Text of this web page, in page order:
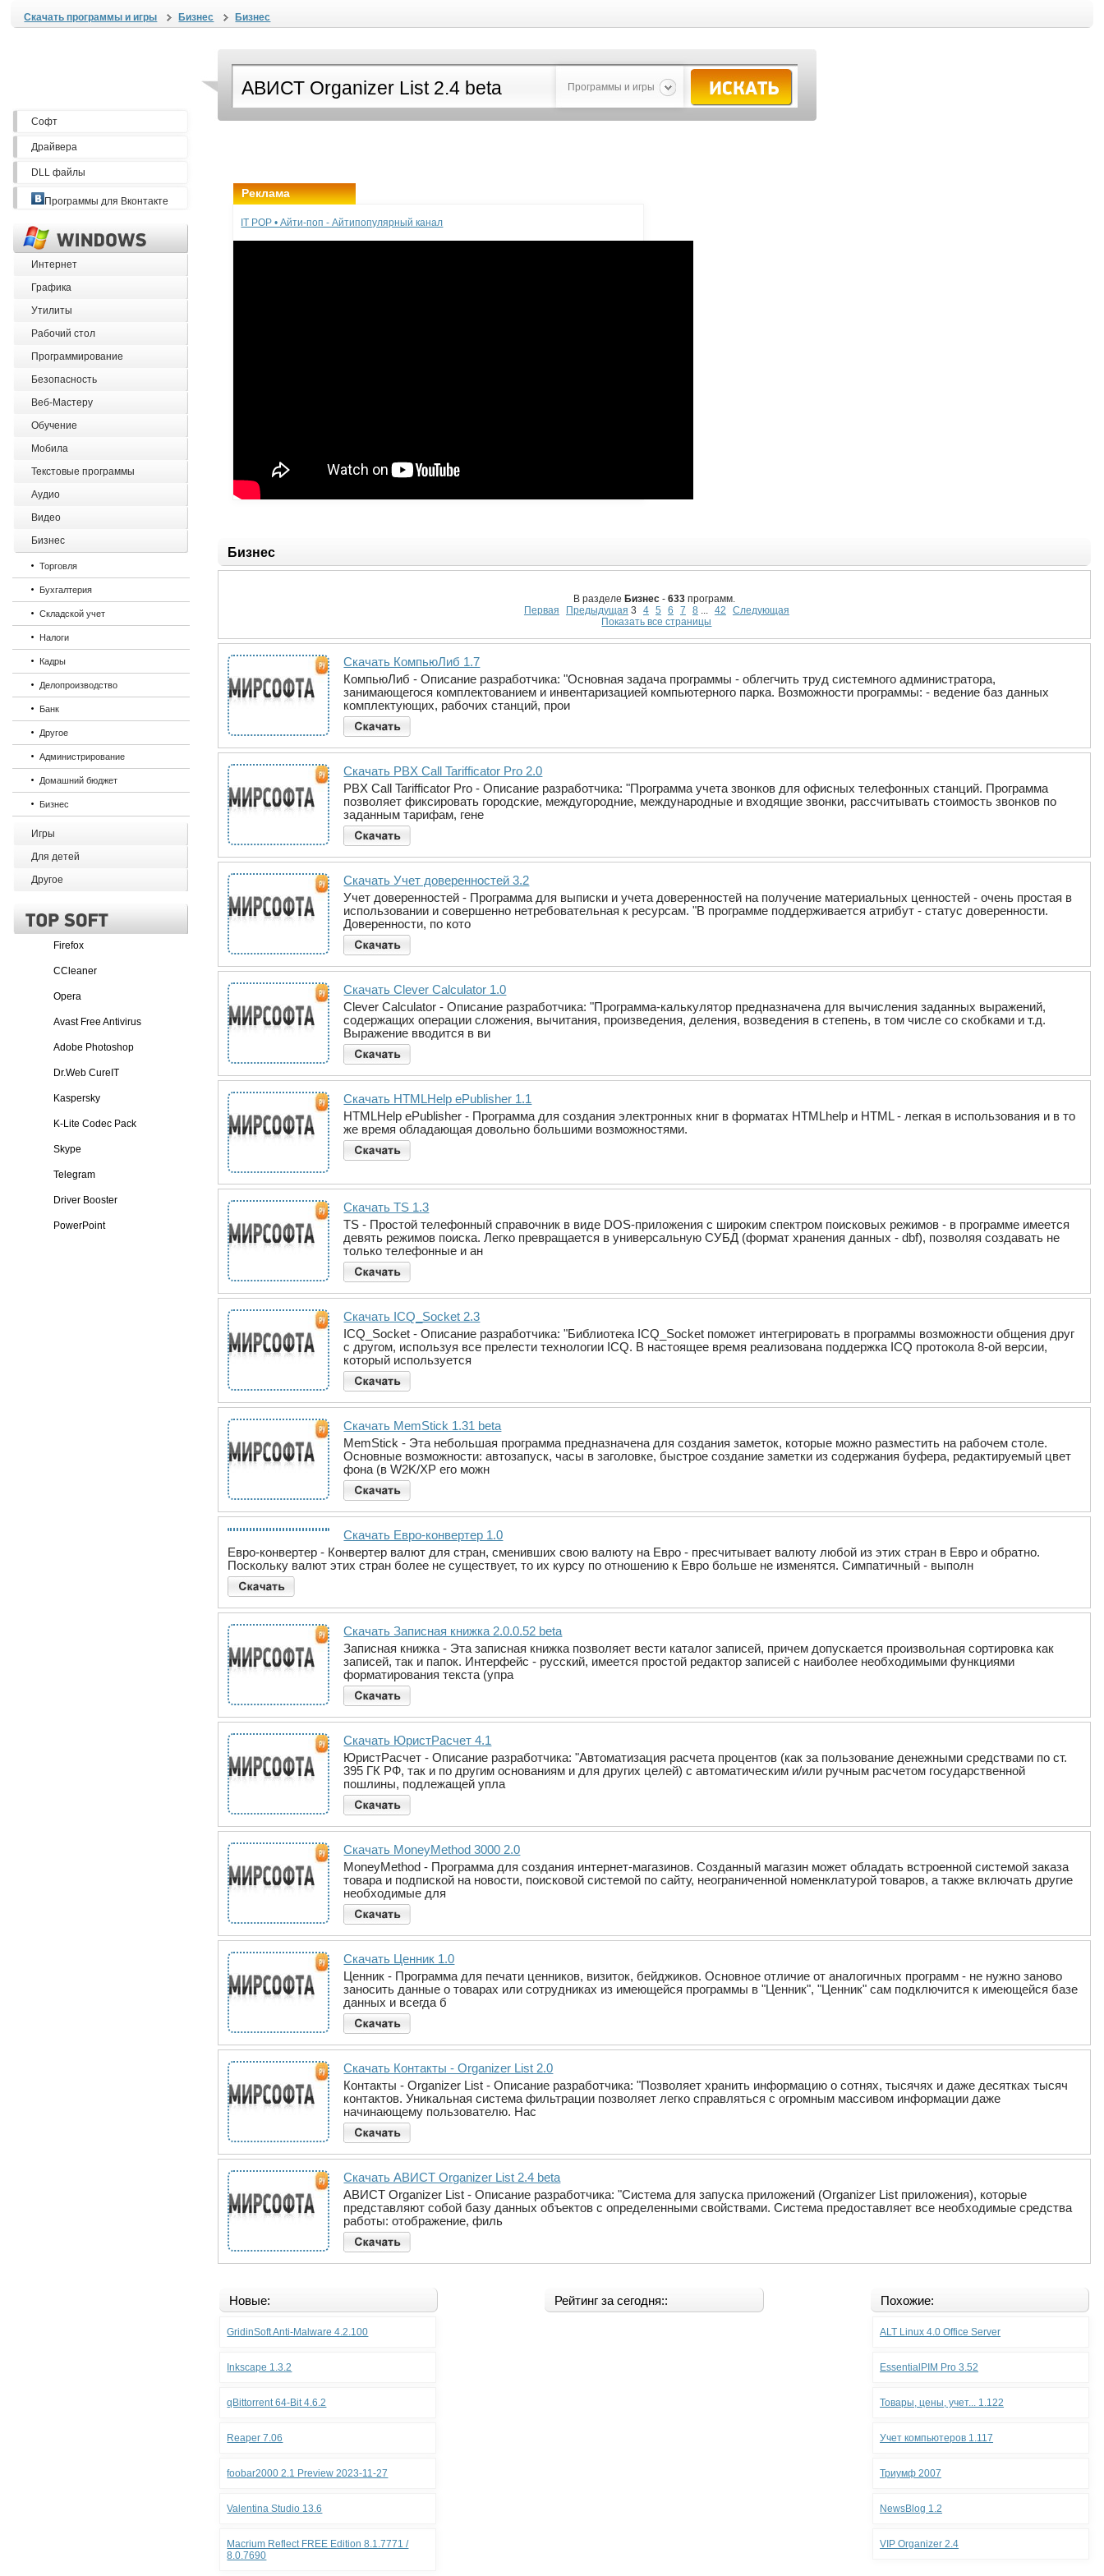
Скачать программы и игры Бизнес Бизнес
Программы и игры
Софт
Драйвера
DLL файлы
Программы для Вконтакте
Интернет
Графика
Утилиты
Рабочий стол
Программирование
Безопасность
Веб-Мастеру
Обучение
Мобила
Текстовые программы
Аудио
Видео
Бизнес
Торговля
Бухгалтерия
Складской учет
Налоги
Кадры
Делопроизводство
Банк
Другое
Администрирование
Домашний бюджет
Бизнес
Игры
Для детей
Другое
Firefox
CCleaner
Opera
Avast Free Antivirus
Adobe Photoshop
Dr.Web CureIT
Kaspersky
K-Lite Codec Pack
Skype
Telegram
Driver Booster
PowerPoint
Реклама
IT POP • Айти-поп - Айтипопулярный канал
Бизнес
В разделе Бизнес -633 программ.
Первая
Предыдущая 3 4 5 6 7 8 ... 42
Следующая
Показать все страницы
Скачать КомпьюЛиб 1.7
КомпьюЛиб - Описание разработчика: "Основная задача программы - облегчить труд системного администратора,
занимающегося комплектованием и инвентаризацией компьютерного парка. Возможности программы: - ведение баз данных
комплектующих, рабочих станций, прои
Скачать PBX Call Tarifficator Pro 2.0
PBX Call Tarifficator Pro - Описание разработчика: "Программа учета звонков для офисных телефонных станций. Программа
позволяет фиксировать городские, междугородние, международные и входящие звонки, рассчитывать стоимость звонков по
заданным тарифам, гене
Скачать Учет доверенностей 3.2
Учет доверенностей - Программа для выписки и учета доверенностей на получение материальных ценностей - очень простая в
использовании и совершенно нетребовательная к ресурсам. "В программе поддерживается атрибут - статус доверенности.
Доверенности, по кото
Скачать Clever Calculator 1.0
Clever Calculator - Описание разработчика: "Программа-калькулятор предназначена для вычисления заданных выражений,
содержащих операции сложения, вычитания, произведения, деления, возведения в степень, в том числе со скобками и т.д.
Выражение вводится в ви
Скачать HTMLHelp ePublisher 1.1
HTMLHelp ePublisher - Программа для создания электронных книг в форматах HTMLhelp и HTML - легкая в использования и в то
же время обладающая довольно большими возможностями.
Скачать TS 1.3
TS - Простой телефонный справочник в виде DOS-приложения с широким спектром поисковых режимов - в программе имеется
девять режимов поиска. Легко превращается в универсальную СУБД (формат хранения данных - dbf), позволяя создавать не
только телефонные и ан
Скачать ICQ_Socket 2.3
ICQ_Socket - Описание разработчика: "Библиотека ICQ_Socket поможет интегрировать в программы возможности общения друг
с другом, используя все прелести технологии ICQ. В настоящее время реализована поддержка ICQ протокола 8-ой версии,
который используется
Скачать MemStick 1.31 beta
MemStick - Эта небольшая программа предназначена для создания заметок, которые можно разместить на рабочем столе.
Основные возможности: автозапуск, часы в заголовке, быстрое создание заметки из содержания буфера, редактируемый цвет
фона (в W2K/XP его можн
Скачать Евро-конвертер 1.0
Евро-конвертер - Конвертер валют для стран, сменивших свою валюту на Евро - пресчитывает валюту любой из этих стран в Евро и обратно.
Поскольку валют этих стран более не существует, то их курсу по отношению к Евро больше не изменятся. Симпатичный - выполн
Скачать Записная книжка 2.0.0.52 beta
Записная книжка - Эта записная книжка позволяет вести каталог записей, причем допускается произвольная сортировка как
записей, так и папок. Интерфейс - русский, имеется простой редактор записей с наиболее необходимыми функциями
форматирования текста (упра
Скачать ЮристРасчет 4.1
ЮристРасчет - Описание разработчика: "Автоматизация расчета процентов (как за пользование денежными средствами по ст.
395 ГК РФ, так и по другим основаниям и для других целей) с автоматическим и/или ручным расчетом государственной
пошлины, подлежащей упла
Скачать MoneyMethod 3000 2.0
MoneyMethod - Программа для создания интернет-магазинов. Созданный магазин может обладать встроенной системой заказа
товара и подпиской на новости, поисковой системой по сайту, неограниченной номенклатурой товаров, а также включать другие
необходимые для
Скачать Ценник 1.0
Ценник - Программа для печати ценников, визиток, бейджиков. Основное отличие от аналогичных программ - не нужно заново
заносить данные о товарах или сотрудниках из имеющейся программы в "Ценник", "Ценник" сам подключится к имеющейся базе
данных и всегда б
Скачать Контакты - Organizer List 2.0
Контакты - Organizer List - Описание разработчика: "Позволяет хранить информацию о сотнях, тысячях и даже десятках тысяч
контактов. Уникальная система фильтрации позволяет легко справляться с огромным массивом информации даже
начинающему пользователю. Нас
Скачать АВИСТ Organizer List 2.4 beta
АВИСТ Organizer List - Описание разработчика: "Система для запуска приложений (Organizer List приложения), которые
представляют собой базу данных объектов с определенными свойствами. Система предоставляет все необходимые средства
работы: отображение, филь
Новые:
GridinSoft Anti-Malware 4.2.100
Inkscape 1.3.2
qBittorrent 64-Bit 4.6.2
Reaper 7.06
foobar2000 2.1 Preview 2023-11-27
Valentina Studio 13.6
Macrium Reflect FREE Edition 8.1.7771 /
8.0.7690
Рейтинг за сегодня:: Похожие:
ALT Linux 4.0 Office Server
EssentialPIM Pro 3.52
Товары, цены, учет... 1.122
Учет компьютеров 1.117
Триумф 2007
NewsBlog 1.2
VIP Organizer 2.4